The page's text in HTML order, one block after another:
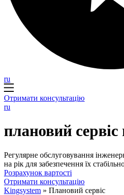
ru
Отримати консультацію
ru
плановий
Регулярне обслуговування
на рік для забезпечення їх
Розрахунок вартості
Отримати консультацію
Kingsystem » Плановий сервіс